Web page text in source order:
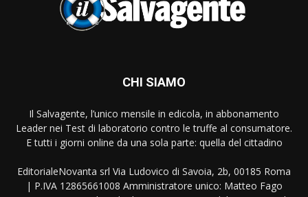
CHI SIAMO
Il Salvagente, l’unico mensile in edicola, in abbonamento
Leader nei Test di laboratorio contro le truffe al consumatore.
E tutti i giorni online da una sola parte: quella del cittadino
EditorialeNovanta srl Via Ludovico di Savoia, 2b, 00185 Roma
| P.IVA 12865661008 Amministratore unico: Matteo Fago